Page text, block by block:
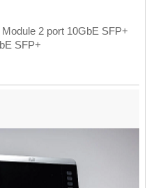
2 port 10GbE SFP+
SFP+